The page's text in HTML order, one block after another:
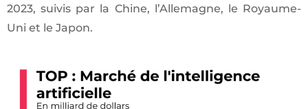
2023, suivis par la Chine, l’Allemagne, le Royaume-
Uni et le Japon.